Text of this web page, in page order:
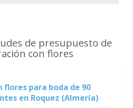
de presupuesto de
con flores
flores para boda de 90
en Roquez (Almería)